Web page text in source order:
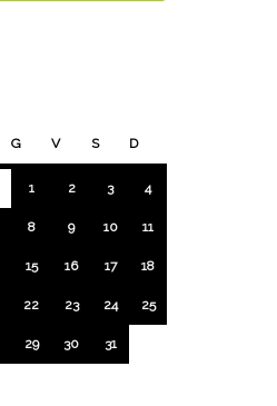
G V S D
1 2 3 4
8 9 10 11
15 16 17 18
22 23 24 25
29 30
31